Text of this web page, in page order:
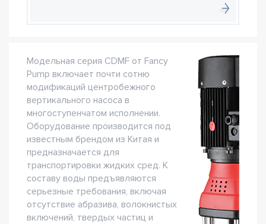
Модельная серия CDMF от Fancy
Pump включает почти сотню
модификаций центробежного
вертикального насоса в
многоступенчатом исполнении.
Оборудование производится под
известным брендом из Китая и
предназначается для
транспортировки жидких сред. К
составу воды предъявляются
серьезные требования, включая
отсутствие абразива, волокнистых
включений, твердых частиц и